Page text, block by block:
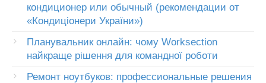
кондиционер или обычный (рекомендации от
«Кондиціонери України»)
Планувальник онлайн: чому Worksection
найкраще рішення для командної роботи
Ремонт ноутбуков: профессиональные решения